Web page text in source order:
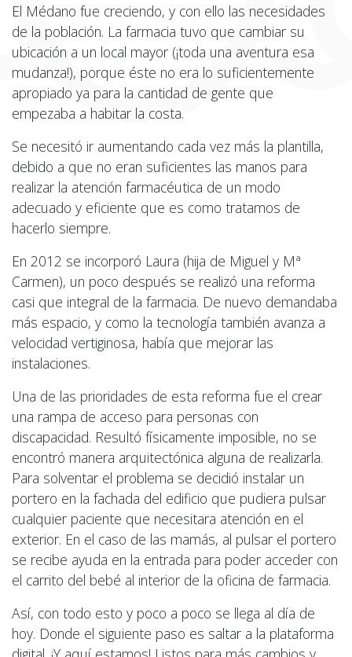
El Médano fue creciendo, y con ello las necesidades
de la población. La farmacia tuvo que cambiar su
ubicación a un local mayor (¡toda una aventura esa
mudanza!), porque éste no era lo suficientemente
apropiado ya para la cantidad de gente que
empezaba a habitar la costa.
Se necesitó ir aumentando cada vez más la plantilla,
debido a que no eran suficientes las manos para
realizar la atención farmacéutica de un modo
adecuado y eficiente que es como tratamos de
hacerlo siempre.
En 2012 se incorporó Laura (hija de Miguel y Mª
Carmen), un poco después se realizó una reforma
casi que integral de la farmacia. De nuevo demandaba
más espacio, y como la tecnología también avanza a
velocidad vertiginosa, había que mejorar las
instalaciones.
Una de las prioridades de esta reforma fue el crear
una rampa de acceso para personas con
discapacidad. Resultó físicamente imposible, no se
encontró manera arquitectónica alguna de realizarla.
Para solventar el problema se decidió instalar un
portero en la fachada del edificio que pudiera pulsar
cualquier paciente que necesitara atención en el
exterior. En el caso de las mamás, al pulsar el portero
se recibe ayuda en la entrada para poder acceder con
el carrito del bebé al interior de la oficina de farmacia.
Así, con todo esto y poco a poco se llega al día de
hoy. Donde el siguiente paso es saltar a la plataforma